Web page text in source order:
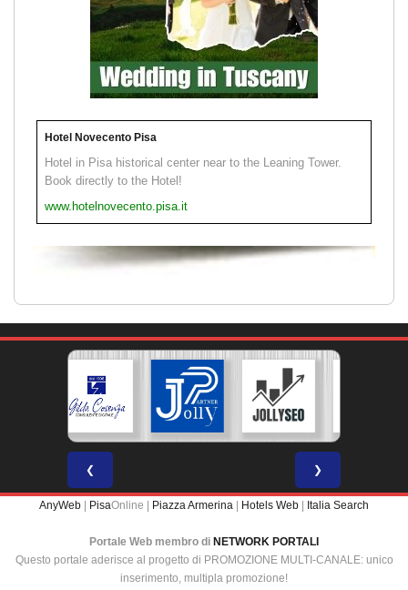
Hotel Novecento Pisa
Hotel in Pisa historical center near to the Leaning Tower.
Book directly to the Hotel!
www.hotelnovecento.pisa.it
❮ ❯
AnyWeb PisaOnline | Piazza Armerina Hotels Web Italia Search
Portale Web membro di NETWORK PORTALI
Questo portale aderisce al progetto di PROMOZIONE MULTI-CANALE: unico
inserimento, multipla promozione!